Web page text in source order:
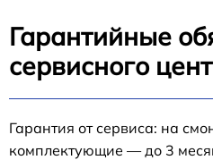
Гарантийные
сервисного
Гарантия от сервиса: на
комплектующие — до 3